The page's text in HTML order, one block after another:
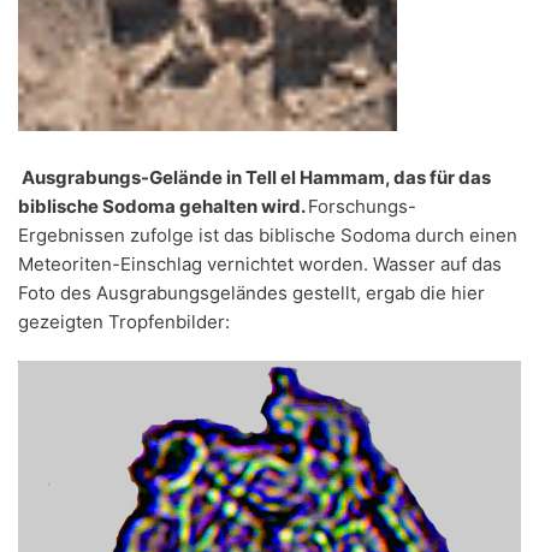
Ausgrabungs-Gelände in Tell el Hammam, das für das
biblische Sodoma gehalten wird.Forschungs-
Ergebnissen zufolge ist das biblische Sodoma durch einen
Meteoriten-Einschlag vernichtet worden. Wasser auf das
Foto des Ausgrabungsgeländes gestellt, ergab die hier
gezeigten Tropfenbilder: